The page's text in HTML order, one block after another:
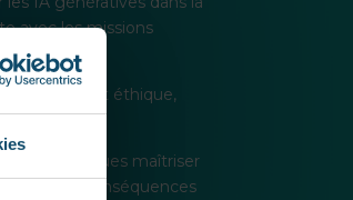
avec les missions
sur l’impact éthique,
problématiques maîtriser
les conséquences